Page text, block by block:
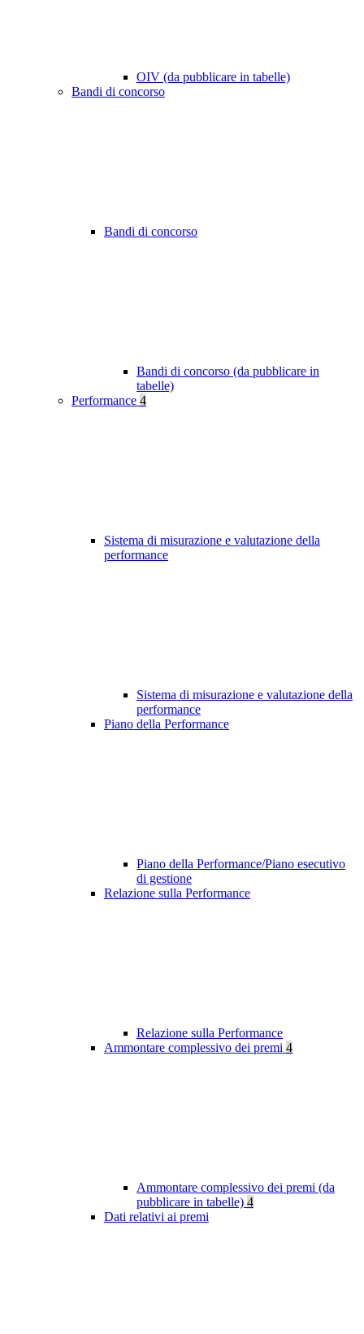
OIV (da pubblicare in tabelle)
Bandi di concorso
Bandi di concorso
Bandi di concorso (da pubblicare in
tabelle)
Performance 4
Sistema di misurazione e valutazione della
performance
Sistema di misurazione e valutazione della
performance
Piano della Performance
Piano della Performance/Piano esecutivo
di gestione
Relazione sulla Performance
Relazione sulla Performance
Ammontare complessivo dei premi 4
Ammontare complessivo dei premi (da
pubblicare in tabelle) 4
Dati relativi ai premi